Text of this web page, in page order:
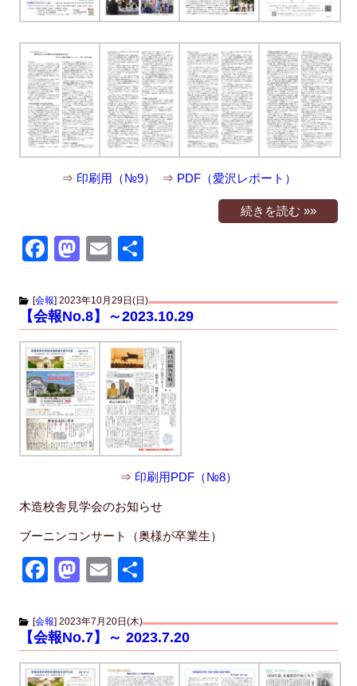
⇒ 印刷用（№9） ⇒ PDF（愛沢レポート）
続きを読む »»
F
c
e
b
o
o
k
M
st
o
d
o
n
E
ail
[会報] 2023年10月29日(日)
【会報No.8】～2023.10.29
⇒ 印刷用PDF（№8）
木造校舎見学会のお知らせ
ブーニンコンサート（奥様が卒業生）
F
c
e
b
M
st
o
d
E
ail
[会報] 2023年7月20日(木)
【会報No.7】～ 2023.7.20